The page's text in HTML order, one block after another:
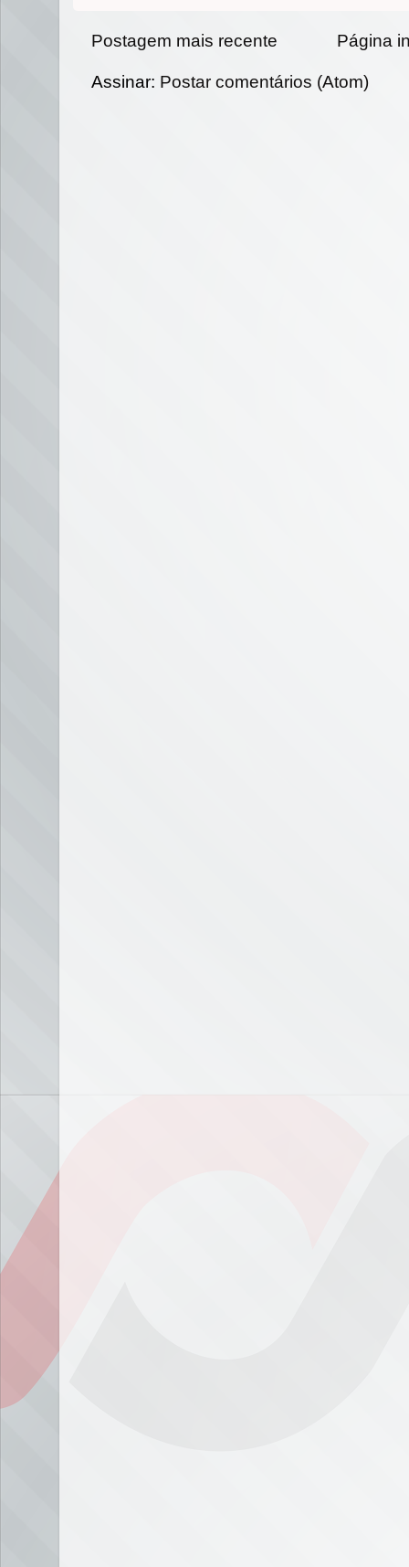
Postagem mais recente Página
Assinar: Postar comentários (Atom)